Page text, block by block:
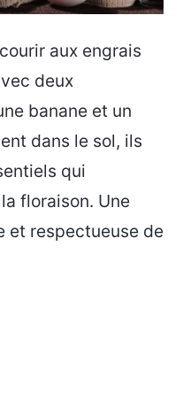
aux engrais
deux
banane et un
dans le sol, ils
qui
floraison. Une
et respectueuse de